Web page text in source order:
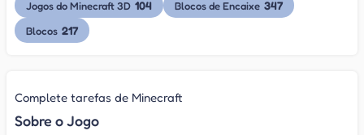
Jogos do Minecraft 3D 104 Blocos de Encaixe 347
Blocos 217
Complete tarefas de Minecraft
Sobre o Jogo